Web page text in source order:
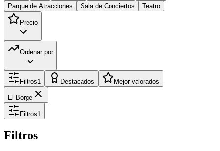
Parque de Atracciones
Sala de Conciertos Teatro
Precio
Ordenar por
Filtros1 Destacados Mejor valorados
El Borge
Filtros1
Filtros